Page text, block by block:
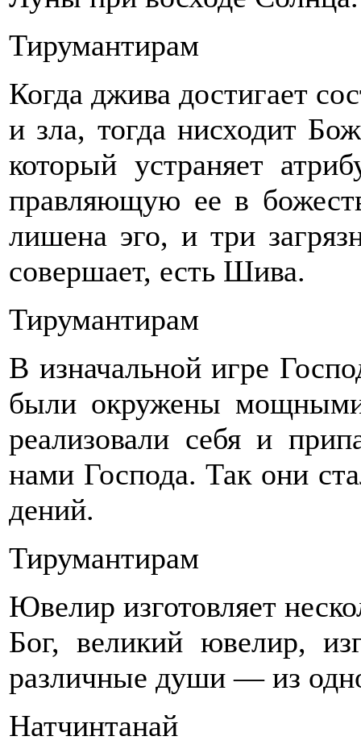
Тирумантирам
Когда джива достигает
и зла, тогда нисходит
который устраняет
правляющую ее в
ли­шена эго, и три
со­вершает, есть Шива.
Тирумантирам
В изначальной игре
были окружены
реализовали себя и
нами Господа. Так они
дений.
Тирумантирам
Ювелир изготовляет
Бог, великий ювелир,
различные души — из
Натчинтанай